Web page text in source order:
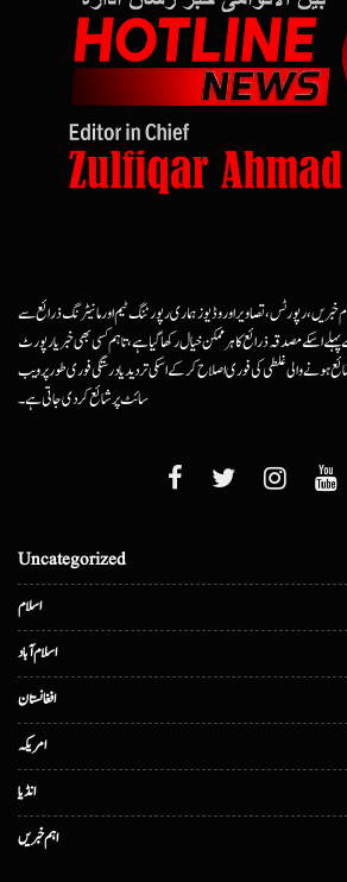
خبریں، رپورٹس، تصاویر اور وڈیوز ہماری رپورٹنگ ٹیم اور مانیٹرنگ ذرائع سے
اسکے مصدقہ ذرائع کا ہرممکن خیال رکھا گیا ہے، تاہم کسی بھی خبر یا رپورٹ
ہونے والی غلطی کی فوری اصلاح کرکے اسکی تردید یا درستگی فوری طور پر ویب
سائٹ پر شائع کردی جاتی ہے۔
Uncategorized
اسلام
اسلام آباد
افغانستان
امریکہ
انڈیا
اہم خبریں